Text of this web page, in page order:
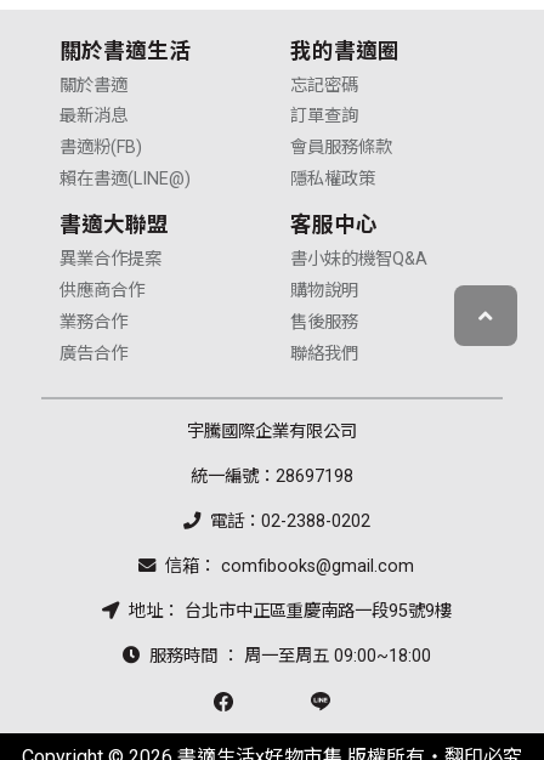
關於書適生活
關於書適
最新消息
書適粉(FB)
賴在書適(LINE@)
我的書適圈
忘記密碼
訂單查詢
會員服務條款
隱私權政策
書適大聯盟
異業合作提案
供應商合作
業務合作
廣告合作
客服中心
書小妹的機智Q&A
購物說明
售後服務
聯絡我們
宇騰國際企業有限公司
統一編號：28697198
電話：02-2388-0202
信箱： comfibooks@gmail.com
地址： 台北市中正區重慶南路一段95號9樓
服務時間 ： 周一至周五 09:00~18:00